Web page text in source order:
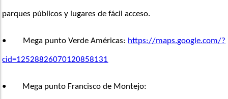
parques públicos y lugares de fácil acceso.
• Mega punto Verde Américas: https://maps.google.com/?
cid=12528826070120858131
•